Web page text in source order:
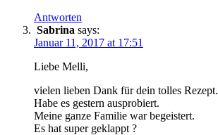
Antworten
Sabrina says:
Januar 11, 2017 at 17:51
Liebe Melli,
vielen lieben Dank für dein tolles Rezept.
Habe es gestern ausprobiert.
Meine ganze Familie war begeistert.
Es hat super geklappt ?